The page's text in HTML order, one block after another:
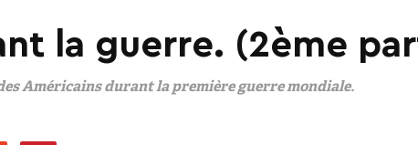
Journal
la guerre. (2ème
Américains durant la première guerre mondiale.